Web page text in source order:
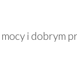
i dobrym